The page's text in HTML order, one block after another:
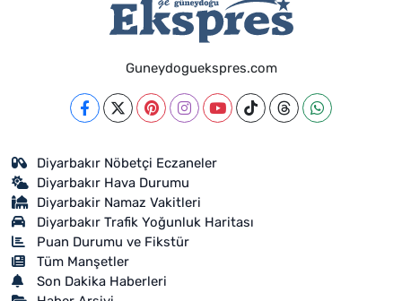
Guneydoguekspres.com
Diyarbakır Nöbetçi Eczaneler
Diyarbakır Hava Durumu
Diyarbakir Namaz Vakitleri
Diyarbakır Trafik Yoğunluk Haritası
Puan Durumu ve Fikstür
Tüm Manşetler
Son Dakika Haberleri